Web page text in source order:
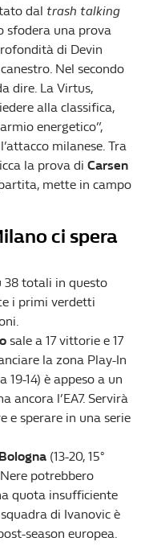
dal trash talking
sfodera una prova
di Devin
Nel secondo
dire. La Virtus,
alla classifica,
energetico”,
milanese. Tra
la prova di Carsen
mette in campo
ci spera
38 totali in questo
i primi verdetti
sale a 17 vittorie e 17
la zona Play-In
19-14) è appeso a un
ancora l’EA7. Servirà
e sperare in una serie
(13-20, 15°
potrebbero
quota insufficiente
di Ivanovic è
season europea.